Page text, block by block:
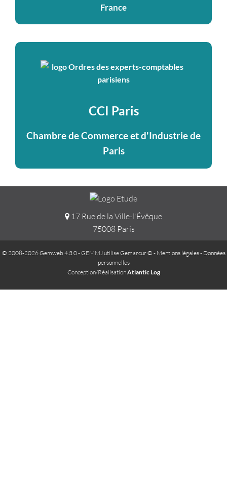
France
CCI Paris
Chambre de Commerce et d'Industrie de
Paris
17 Rue de la Ville-l'Évêque
75008 Paris
© 2008-2026 Gemweb 4.3.0- GEMMJ utiliseGemarcur © - Mentions légales- Données
personnelles
Conception/RéalisationAtlantic Log